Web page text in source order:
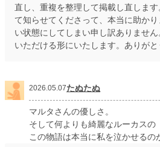
直し、重複を整理して掲載し直しま
て知らせてくださって、本当に助か
い状態にしてしまい申し訳ありませ
いただける形にいたします。ありがと
2026.05.07たぬたぬ
マルタさんの優しさ。
そして何よりも綺麗なルーカスの
この物語は本当に私を泣かせる